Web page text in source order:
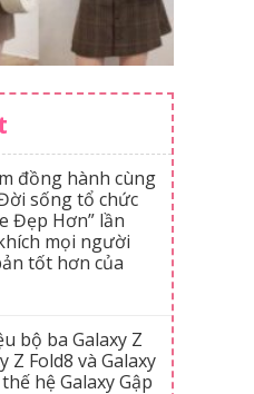
đồng hành cùng
sống tổ chức
Đẹp Hơn” lần
mọi người
tốt hơn của
bộ ba Galaxy Z
Z Fold8 và Galaxy
hệ Galaxy Gập